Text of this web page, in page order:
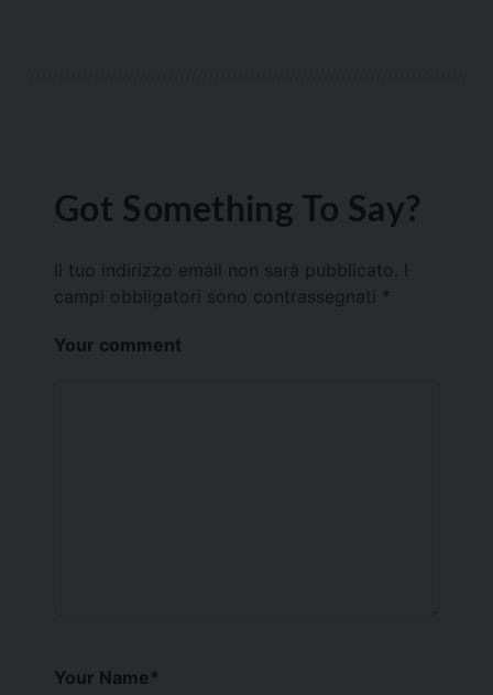
Got Something To Say?
Il tuo indirizzo email non sarà pubblicato.
campi obbligatori sono contrassegnati *
Your comment
Your Name*